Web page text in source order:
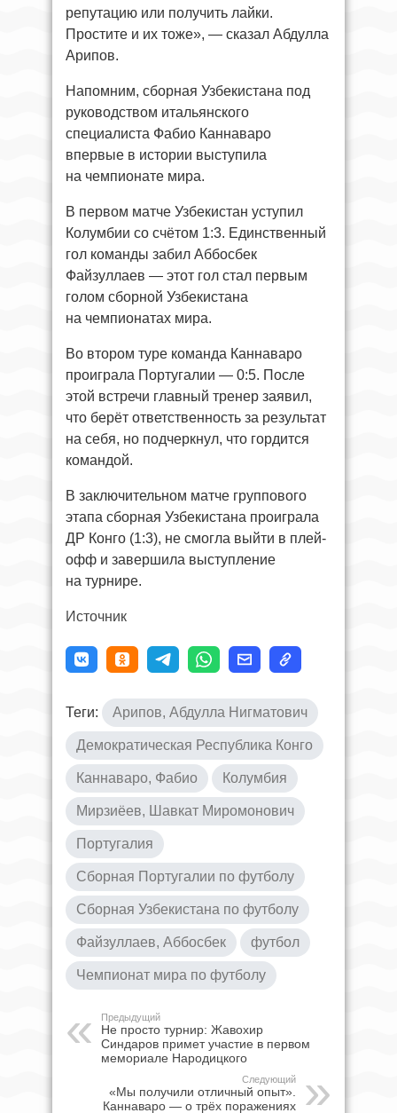
репутацию или получить лайки.
Простите и их тоже», — сказал Абдулла
Арипов.
Напомним, сборная Узбекистана под
руководством итальянского
специалиста Фабио Каннаваро
впервые в истории выступила
на чемпионате мира.
В первом матче Узбекистан уступил
Колумбии со счётом 1:3. Единственный
гол команды забил Аббосбек
Файзуллаев — этот гол стал первым
голом сборной Узбекистана
на чемпионатах мира.
Во втором туре команда Каннаваро
проиграла Португалии — 0:5. После
этой встречи главный тренер заявил,
что берёт ответственность за результат
на себя, но подчеркнул, что гордится
командой.
В заключительном матче группового
этапа сборная Узбекистана проиграла
ДР Конго (1:3), не смогла выйти в плей-
офф и завершила выступление
на турнире.
Источник
Теги: Арипов, Абдулла Нигматович
Демократическая Республика Конго
Каннаваро, Фабио Колумбия
Мирзиёев, Шавкат Миромонович
Португалия
Сборная Португалии по футболу
Сборная Узбекистана по футболу
Файзуллаев, Аббосбек футбол
Чемпионат мира по футболу
Предыдущий
Не просто турнир: Жавохир
Синдаров примет участие в первом
мемориале Народицкого
Следующий
«Мы получили отличный опыт».
Каннаваро — о трёх поражениях